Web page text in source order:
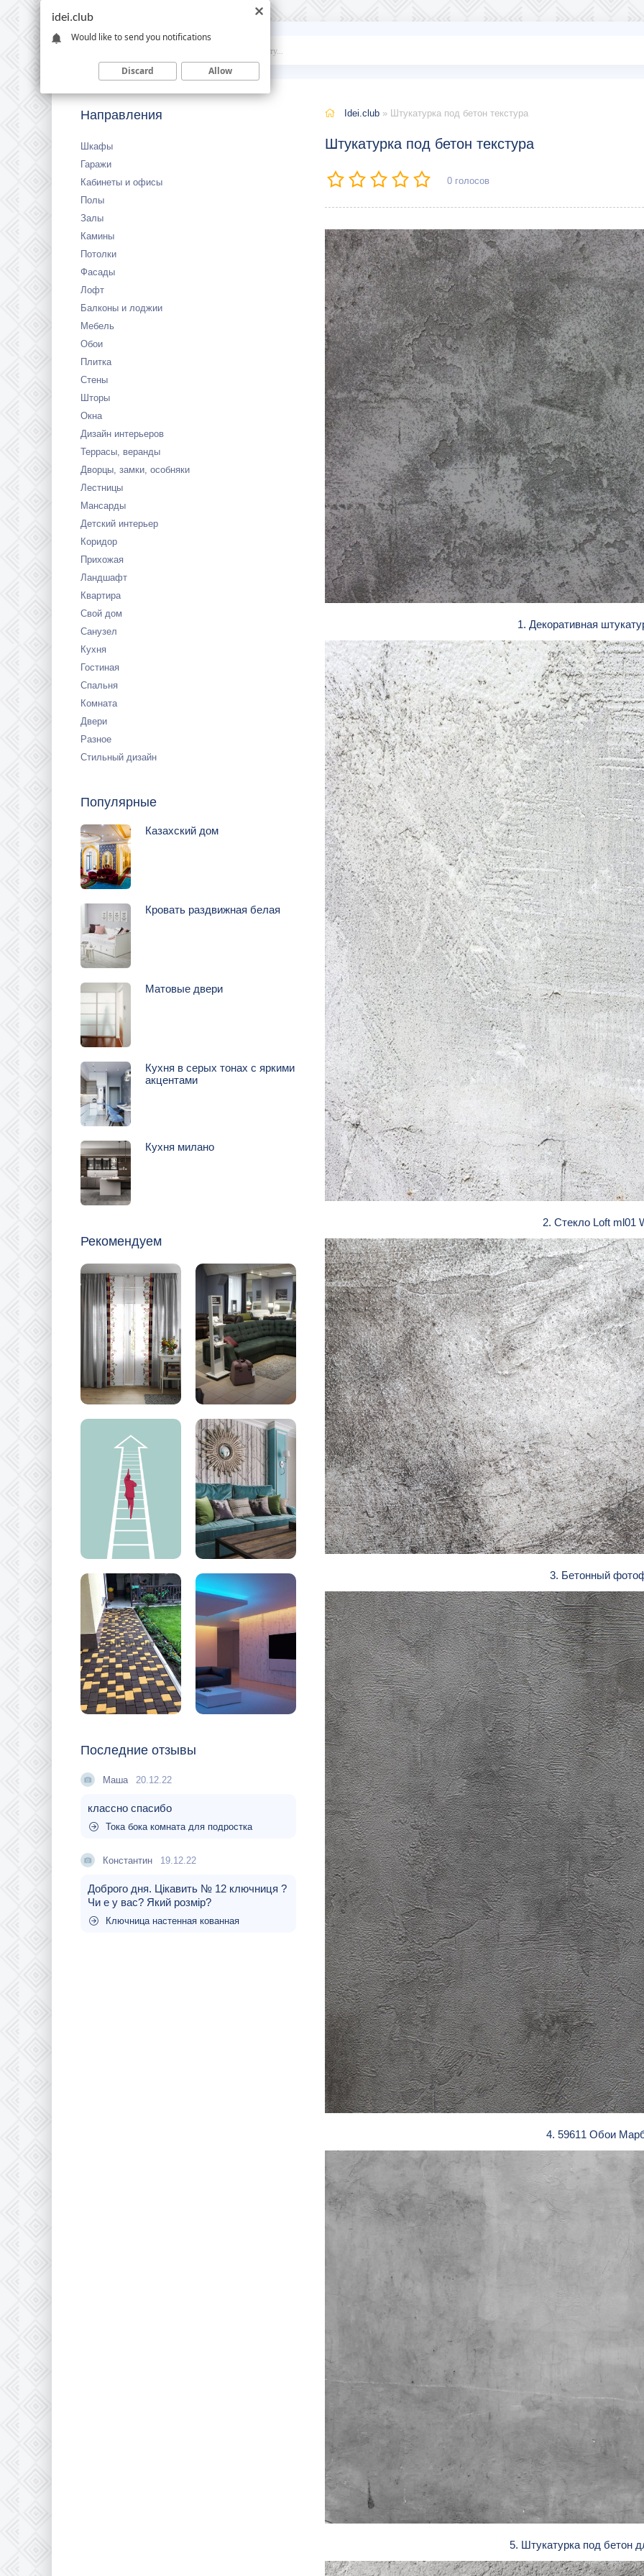
Idei
Направления
Шкафы
Гаражи
Кабинеты и офисы
Полы
Залы
Камины
Потолки
Фасады
Лофт
Балконы и лоджии
Мебель
Обои
Плитка
Стены
Шторы
Окна
Дизайн интерьеров
Террасы, веранды
Дворцы, замки, особняки
Лестницы
Мансарды
Детский интерьер
Коридор
Прихожая
Ландшафт
Квартира
Свой дом
Санузел
Кухня
Гостиная
Спальня
Комната
Двери
Разное
Стильный дизайн
Популярные
Казахский дом
Кровать раздвижная белая
Матовые двери
Кухня в серых тонах с яркими
акцентами
Кухня милано
Рекомендуем
Последние отзывы
Маша 20.12.22
классно спасибо
Тока бока комната для подростка
Константин 19.12.22
Доброго дня. Цікавить № 12 ключниця ?
Чи е у вас? Який розмір?
Ключница настенная кованная
Idei.club » Штукатурка под бетон текстура
Штукатурка под бетон текстура
0 голосов
1. Декоративная
2. Стекло Loft ml01
3. Бетонный
4. 59611 Обои
5. Штукатурка под бетон
idei.club
Would like to send you notifications
Discard Allow